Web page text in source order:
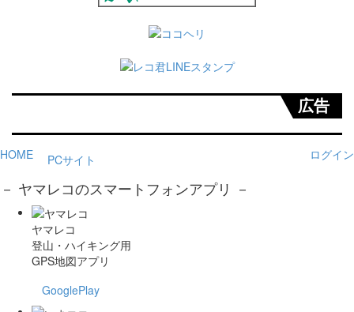
広告
HOME ログイン
PCサイト
－ ヤマレコのスマートフォンアプリ －
ヤマレコ
登山・ハイキング用
GPS地図アプリ
GooglePlay